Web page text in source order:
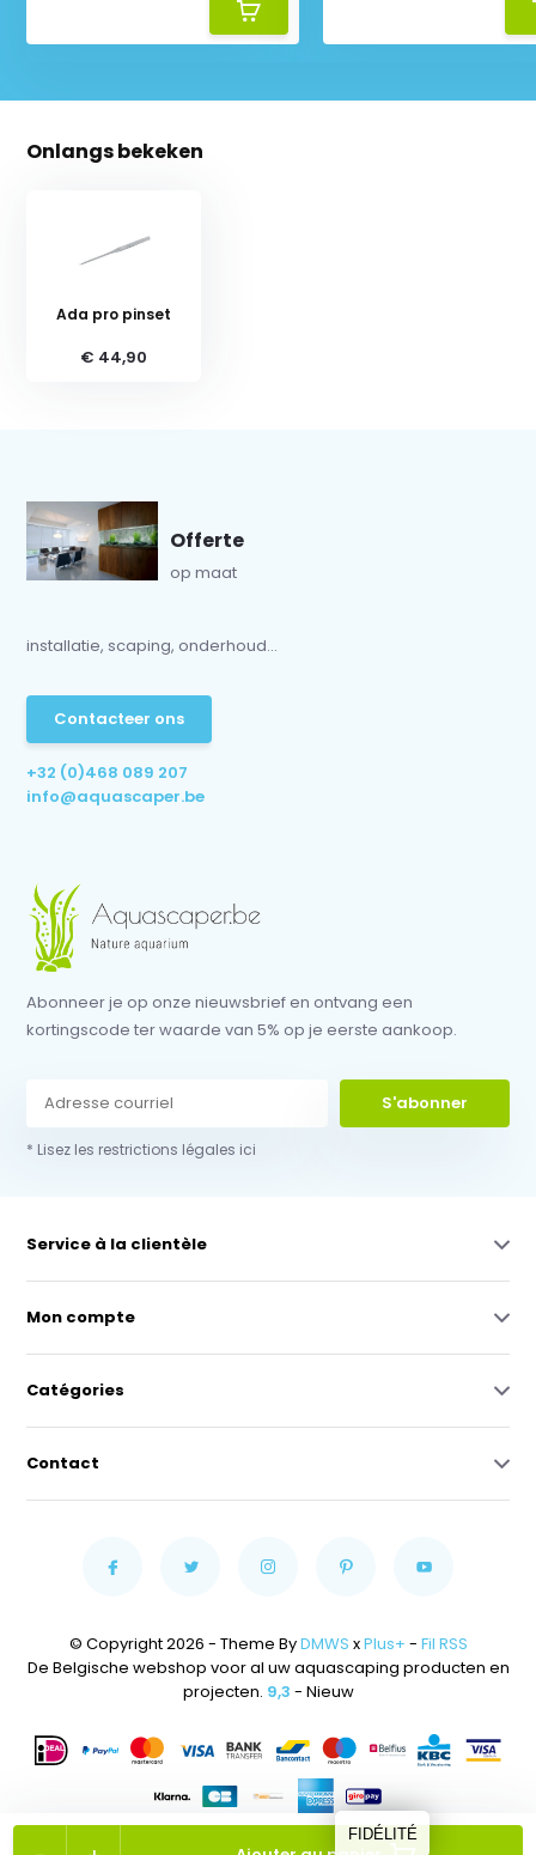
Onlangs bekeken
Ada pro pinset
€ 44,90
Offerte
op maat
installatie, scaping, onderhoud...
Contacteer ons
+32 (0)468 089 207
info@aquascaper.be
Abonneer je op onze nieuwsbrief en ontvang een
kortingscode ter waarde van 5% op je eerste aankoop.
S'abonner
* Lisez les restrictions légales ici
Service à la clientèle
Mon compte
Catégories
Contact
© Copyright 2026 - Theme ByDMWS xPlus+ - Fil RSS
De Belgische webshop voor al uw aquascaping producten en
projecten. 9,3 - Nieuw
FIDÉLITÉ